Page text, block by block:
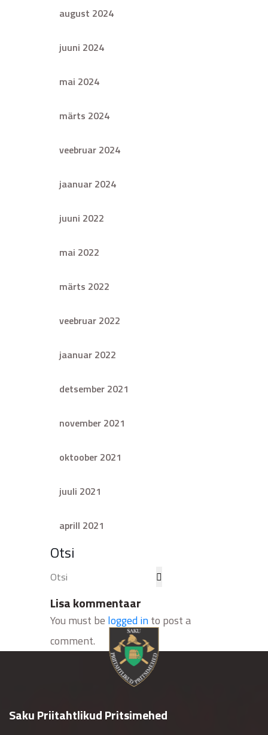
august 2024
juuni 2024
mai 2024
märts 2024
veebruar 2024
jaanuar 2024
juuni 2022
mai 2022
märts 2022
veebruar 2022
jaanuar 2022
detsember 2021
november 2021
oktoober 2021
juuli 2021
aprill 2021
Otsi
Lisa kommentaar
You must be logged into post a
comment.
Saku Priitahtlikud Pritsimehed